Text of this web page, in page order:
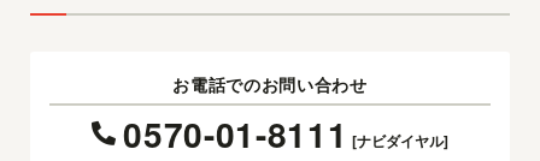
お電話でのお問い合わせ
0570-01-8111 [ナビダイヤル]